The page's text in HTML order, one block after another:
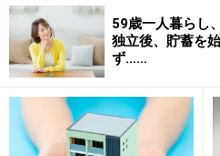
59歳一人暮らし
独立後、貯蓄を
ず……